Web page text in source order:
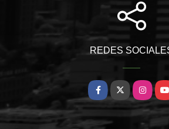
REDES
Facebook
X Instagram